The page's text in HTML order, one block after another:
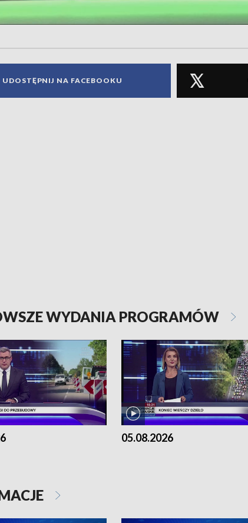
UDOSTĘPNIJ NA FACEBOOKU
WYDANIA PROGRAMÓW
05.08.2026